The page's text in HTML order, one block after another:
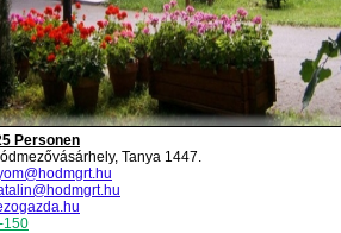
Personen
Tanya 1447.
150